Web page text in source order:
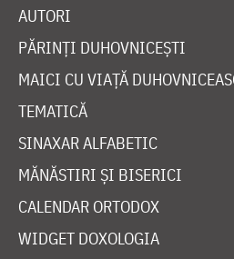
AUTORI
PĂRINȚI DUHOVNICEȘTI
MAICI CU VIAȚĂ
TEMATICĂ
SINAXAR ALFABETIC
MĂNĂSTIRI ȘI BISERICI
CALENDAR ORTODOX
WIDGET DOXOLOGIA